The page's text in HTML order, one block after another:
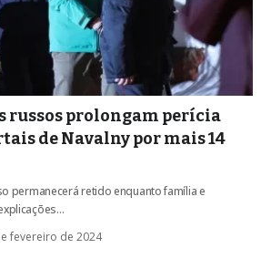
russos prolongam perícia
de Navalny por mais 14
permanecerá retido enquanto família e
fevereiro de 2024